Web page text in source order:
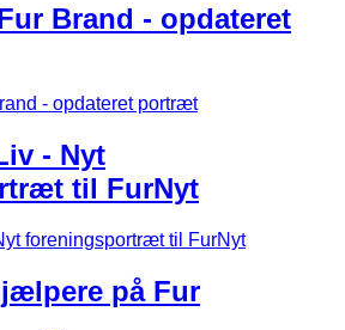
Brand - opdateret
- Nyt
til FurNyt
på Fur